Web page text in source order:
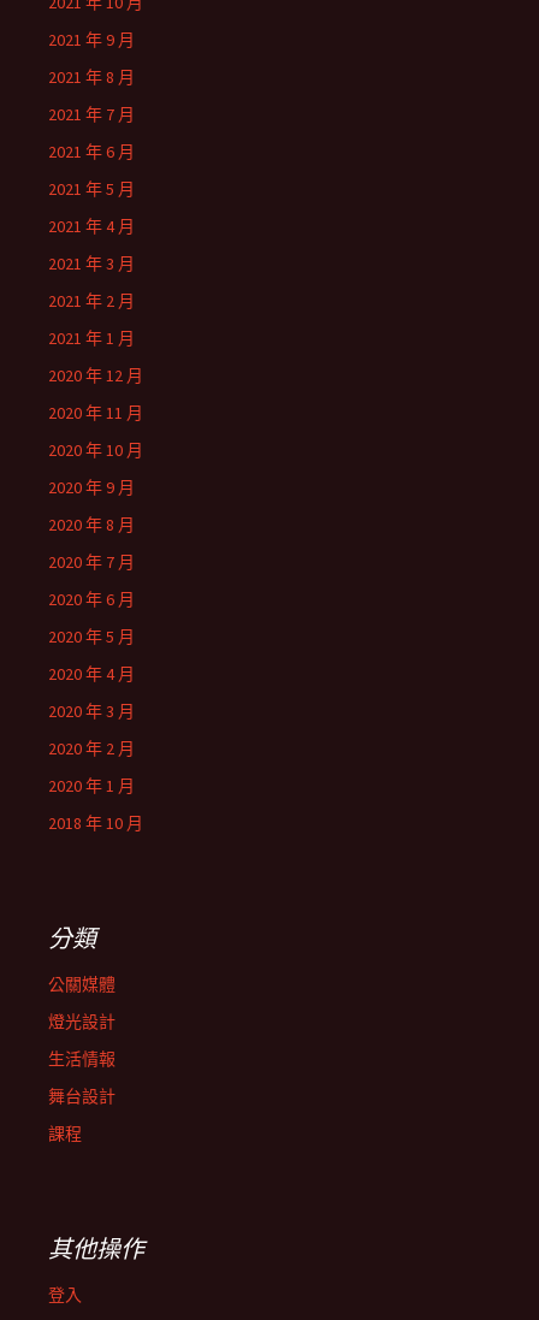
2021 年 9 月
2021 年 8 月
2021 年 7 月
2021 年 6 月
2021 年 5 月
2021 年 4 月
2021 年 3 月
2021 年 2 月
2021 年 1 月
2020 年 12 月
2020 年 11 月
2020 年 10 月
2020 年 9 月
2020 年 8 月
2020 年 7 月
2020 年 6 月
2020 年 5 月
2020 年 4 月
2020 年 3 月
2020 年 2 月
2020 年 1 月
2018 年 10 月
分類
公關媒體
燈光設計
生活情報
舞台設計
課程
其他操作
登入